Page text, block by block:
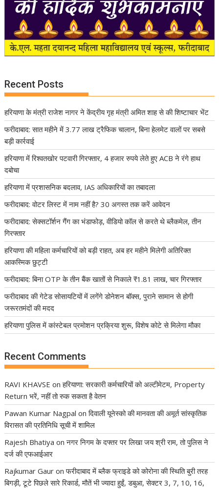
Recent Posts
हरियाणा के मंत्री राजेश नागर ने केंद्रीय गृह मंत्री अमित शाह से की शिष्टाचार भेंट
फरीदाबाद: सात महीने में 3.77 लाख ट्रैफिक चालान, बिना हेलमेट वालों पर सबसे
बड़ी कार्रवाई
हरियाणा में रिश्वतखोर पटवारी गिरफ्तार, 4 हजार रुपये लेते हुए ACB ने रंगे हाथ
दबोचा
हरियाणा में प्रशासनिक बदलाव, IAS अधिकारियों का तबादला
फरीदाबाद: वोटर लिस्ट में नाम नहीं है? 30 अगस्त तक करें आवेदन
फरीदाबाद: सेक्सटॉर्शन गैंग का भंडाफोड़, वीडियो कॉल से करते थे ब्लैकमेल, तीन
गिरफ्तार
हरियाणा की महिला कर्मचारियों को बड़ी राहत, अब हर महीने मिलेगी अतिरिक्त
आकस्मिक छुट्टी
फरीदाबाद: बिना OTP के तीन बैंक खातों से निकाले ₹1.81 लाख, चार गिरफ्तार
फरीदाबाद की गेटेड सोसायटियों में लगेंगे डोनेशन बॉक्स, पुराने सामान से होगी
जरूरतमंदों की मदद
हरियाणा पुलिस में कांस्टेबल प्रमोशन प्रक्रिया शुरू, विशेष कोटे से मिलेगा मौका
Recent Comments
RAVI KHAVSE onहरियाणा: सरकारी कर्मचारियों को अल्टीमेटम, Property
Return भरें, नहीं तो रुक सकता है वेतन
Pawan Kumar Nagpal onदिवाली यूनेस्को की मानवता की अमूर्त सांस्कृतिक
विरासत की प्रतिनिधि सूची में शामिल
Rajesh Bhatiya onनगर निगम के दफ्तर पर लिखा जय श्री राम, तो पुलिस ने
दर्ज की एफआईआर
Rajkumar Gaur onफरीदाबाद में ब्लैक फ्राइडे को कोरोना की स्थिति बुरी तरह
बिगड़ी, टूटे पिछले सारे रिकार्ड, मौतें भी ज्यादा हुईं, डबुआ, सेक्टर 3, 7, 10, 16,